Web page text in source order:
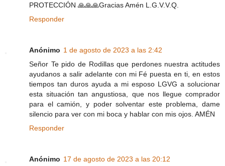
PROTECCIÓN 🙏🙏🙏Gracias Amén L.G.V.V.Q.
Responder
Anónimo 1 de agosto de 2023 a las 2:42
Señor Te pido de Rodillas que perdones nuestra actitudes
ayudanos a salir adelante con mi Fé puesta en ti, en estos
tiempos tan duros ayuda a mi esposo LGVG a solucionar
esta situación tan angustiosa, que nos llegue comprador
para el camión, y poder solventar este problema, dame
silencio para ver con mi boca y hablar con mis ojos. AMÉN
Responder
Anónimo 17 de agosto de 2023 a las 20:12